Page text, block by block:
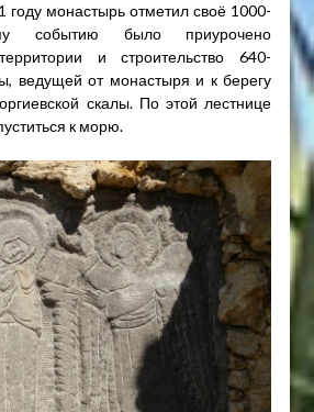
году монастырь отметил своё 1000-
событию было приурочено
и строительство 640-
ведущей от монастыря и к берегу
скалы. По этой лестнице
к морю.